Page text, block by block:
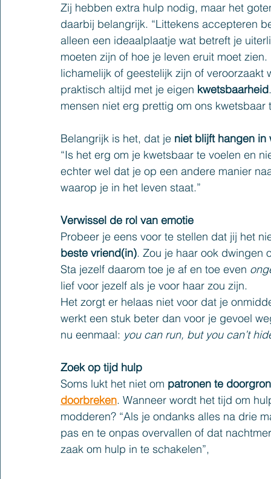
Zij hebben extra hulp nodig, maar het
daarbij belangrijk. “Littekens accepteren
alleen een ideaalplaatje wat betreft je
moeten zijn of hoe je leven eruit moet
lichamelijk of geestelijk zijn of
praktisch altijd met je eigen kwetsbaarheid
mensen niet erg prettig om ons kwetsbaar
Belangrijk is het, dat je niet blijft hangen in
“Is het erg om je kwetsbaar te voelen en
echter wel dat je op een andere manier
waarop je in het leven staat.”
Verwissel de rol van emotie
Probeer je eens voor te stellen dat jij het
beste vriend(in). Zou je haar ook dwingen
Sta jezelf daarom toe je af en toe even
lief voor jezelf als je voor haar zou zijn.
Het zorgt er helaas niet voor dat je
werkt een stuk beter dan voor je gevoel
nu eenmaal: you can run, but you can’t
Zoek op tijd hulp
Soms lukt het niet om patronen te
doorbreken. Wanneer wordt het tijd om
modderen? “Als je ondanks alles na drie
pas en te onpas overvallen of dat
zaak om hulp in te schakelen”,